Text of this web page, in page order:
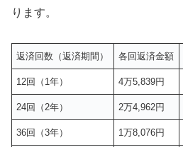
ります。
返済回数（返済期間） 各回返済金額
12回（1年） 4万5,839円
24回（2年） 2万4,962円
36回（3年） 1万8,076円